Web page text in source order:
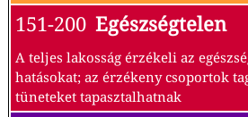
151-200 Egészségtelen
A teljes lakosság érzékeli az
hatásokat; az érzékeny csoportok
tüneteket tapasztalhatnak